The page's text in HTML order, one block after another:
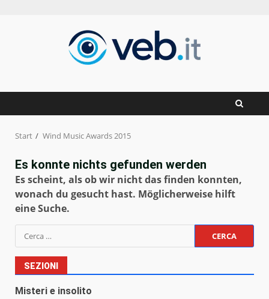
Start Wind Music Awards 2015
Es konnte nichts gefunden werden
Es scheint, als ob wir nicht das finden konnten,
wonach du gesucht hast. Möglicherweise hilft
eine Suche.
Ricerca
per:
SEZIONI
Misteri e insolito